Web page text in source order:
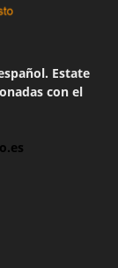
Estate
con el